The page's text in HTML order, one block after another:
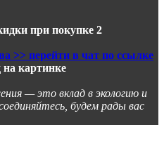
при покупке 2
>> перейти в чат по ссылке
на картинке
— это вклад в экологию и
будем рады вас